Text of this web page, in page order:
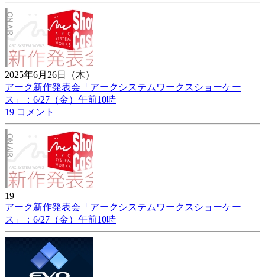
2025年6月26日（木）
アーク新作発表会「アークシステムワークスショーケー
ス」：6/27（金）午前10時
19 コメント
19
アーク新作発表会「アークシステムワークスショーケー
ス」：6/27（金）午前10時